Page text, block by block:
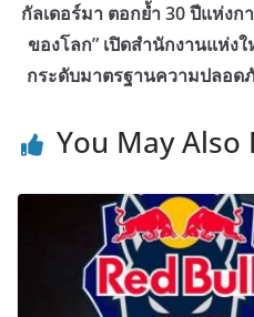
กัลเดอร์มา ตอกย้ำ 30 ปีแห่ง
ของโลก” เปิดสำนักงานแห่ง
กระดับมาตรฐานความปลอด
You May Also